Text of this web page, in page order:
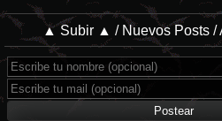
▲ Subir ▲ / Nuevos Posts/